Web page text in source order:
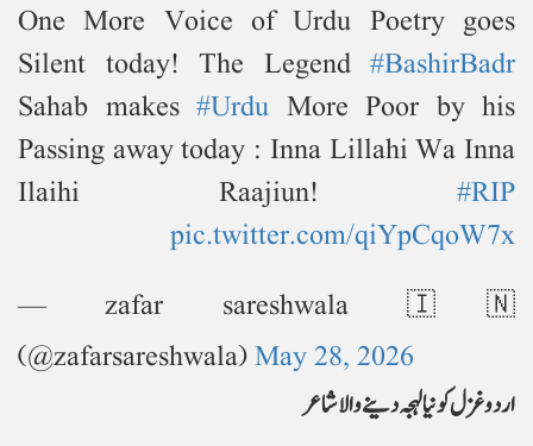
One More Voice of Urdu Poetry goes
Silent today! The Legend #BashirBadr
Sahab makes #Urdu More Poor by his
Passing away today : Inna Lillahi Wa Inna
Ilaihi Raajiun! #RIP
pic.twitter.com/qiYpCqoW7x
— zafar sareshwala 🇮🇳
(@zafarsareshwala)May 28, 2026
اردو غزل کو نیا لہجہ دینے والا شاعر